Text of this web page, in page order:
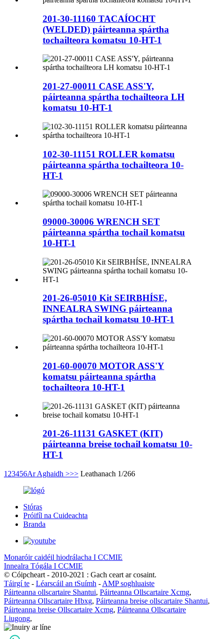
201-30-11160 TACAÍOCHT
(WELDED) páirteanna spártha
tochailteora komatsu 10-HT-1
201-27-00011 CASE ASS'Y,
páirteanna spártha tochailteora LH
komatsu 10-HT-1
102-30-11151 ROLLER komatsu
páirteanna spártha tochailteora 10-
HT-1
09000-30006 WRENCH SET
páirteanna spártha tochail komatsu
10-HT-1
201-26-05010 Kit SEIRBHÍSE,
INNEALRA SWING páirteanna
spártha tochail komatsu 10-HT-1
201-60-00070 MOTOR ASS'Y
komatsu páirteanna spártha
tochailteora 10-HT-1
201-26-11131 GASKET (KIT)
páirteanna breise tochail komatsu 10-
HT-1
1 23456Ar Aghaidh >>> Leathanach 1/266
Stóras
Próifíl na Cuideachta
Branda
Monaróir caidéil hiodrálacha I CCMIE
Innealra Tógála I CCMIE
© Cóipcheart - 2010-2021 : Gach ceart ar cosaint.
Táirgí te - Léarscáil an tSuímh - AMP soghluaiste
Páirteanna ollscartaire Shantui, Páirteanna Ollscartaire Xcmg,
Páirteanna Ollscartaire Hbxg, Páirteanna breise ollscartaire Shantui,
Páirteanna breise Ollscartaire Xcmg, Páirteanna Ollscartaire
Liugong,